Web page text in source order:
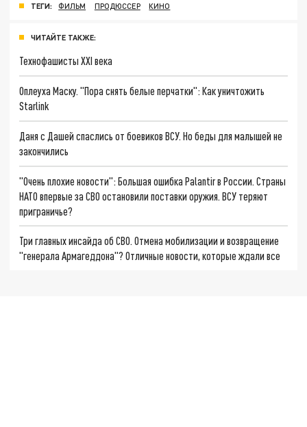
ТЕГИ: ФИЛЬМ ПРОДЮССЕР КИНО
ЧИТАЙТЕ ТАКЖЕ:
Технофашисты XXI века
Оплеуха Маску. "Пора снять белые перчатки": Как уничтожить
Starlink
Даня с Дашей спаслись от боевиков ВСУ. Но беды для малышей не
закончились
"Очень плохие новости": Большая ошибка Palantir в России. Страны
НАТО впервые за СВО остановили поставки оружия. ВСУ теряют
приграничье?
Три главных инсайда об СВО. Отмена мобилизации и возвращение
"генерала Армагеддона"? Отличные новости, которые ждали все